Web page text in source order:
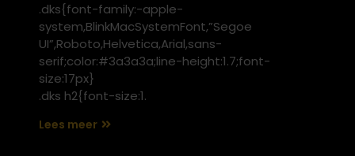
.dks{font-family:-apple-
system,BlinkMacSystemFont,”Segoe
UI”,Roboto,Helvetica,Arial,sans-
serif;color:#3a3a3a;line-height:1.7;font-
size:17px}
.dks h2{font-size:1.
Lees meer